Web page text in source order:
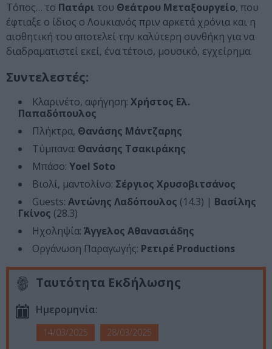
Τόπος… το Πατάρι του Θεάτρου Μεταξουργείο, που
έφτιαξε ο ίδιος ο Λουκιανός πριν αρκετά χρόνια και η
αισθητική του αποτελεί την καλύτερη συνθήκη για να
διαδραματιστεί εκεί, ένα τέτοιο, μουσικό, εγχείρημα.
Συντελεστές:
Κλαρινέτο, αφήγηση: Χρήστος Ελ.
Παπαδόπουλος
Πλήκτρα, Θανάσης Μάντζαρης
Τύμπανα: Θανάσης Τσακιράκης
Μπάσο: Yoel Soto
Βιολί, μαντολίνο: Σέργιος Χρυσοβιτσάνος
Guests: Αντώνης Λαδόπουλος (14.3) | Βασίλης
Γκίνος (28.3)
Ηχοληψία: Άγγελος Αθανασιάδης
Οργάνωση Παραγωγής: Ρετιρέ Productions
Ταυτότητα Εκδήλωσης
Ημερομηνία:
14/03/2025
28/03/2025